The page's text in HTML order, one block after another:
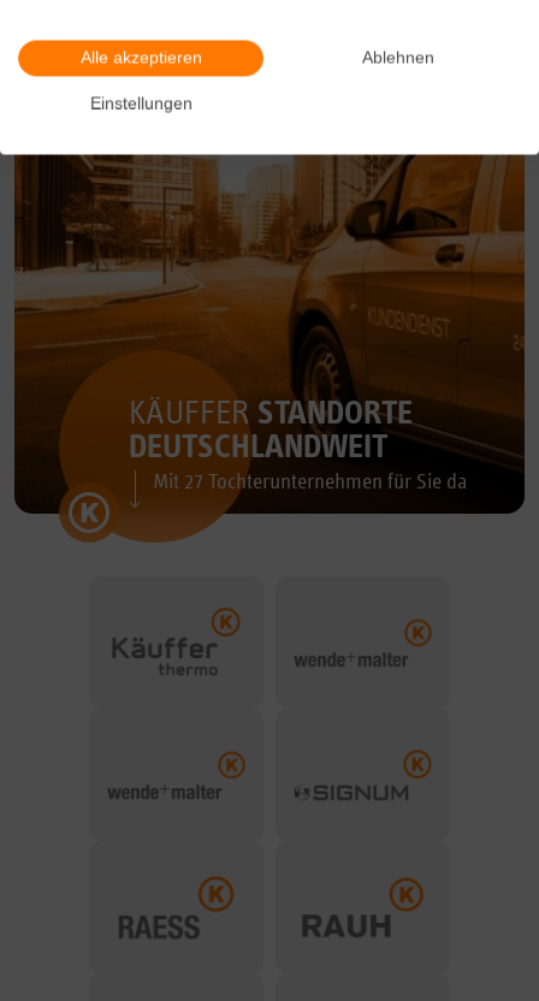
KÄUFFER STANDORTE
DEUTSCHLANDWEIT
Mit 27 Tochterunternehmen für Sie da
Alle akzeptieren Ablehnen
Einstellungen